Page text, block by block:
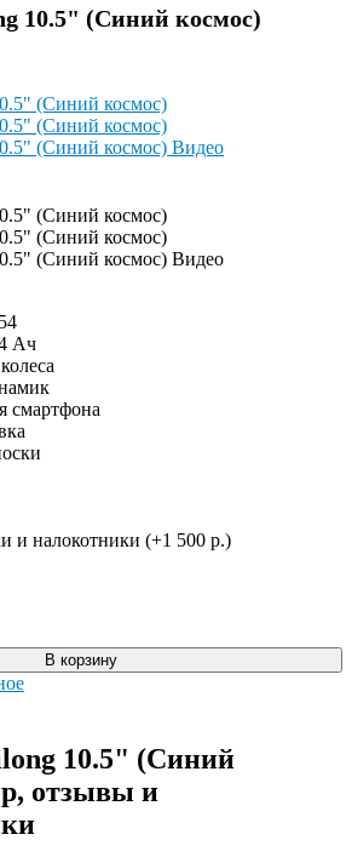
10.5" (Синий космос)
Ач
смартфона
и налокотники (+1 500 р.)
В корзину
10.5" (Синий
отзывы и